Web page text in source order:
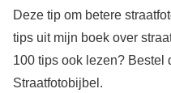
Deze tip om betere
tips uit mijn boek over
100 tips ook lezen? Bestel
Straatfotobijbel.